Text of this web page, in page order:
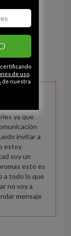
ya que
invitar a
estoy
soy un
esto es
a todo lo que
no voy a
mensaje
certificando
de uso,
de nuestra